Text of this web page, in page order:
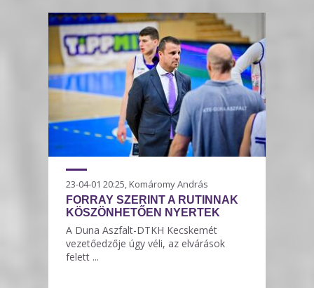
23-04-01 20:25, Komáromy András
FORRAY SZERINT A RUTINNAK
KÖSZÖNHETŐEN NYERTEK
A Duna Aszfalt-DTKH Kecskemét
vezetőedzője úgy véli, az elvárások
felett ...